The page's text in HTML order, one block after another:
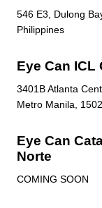
546 E3, Dulong
Philippines
Eye Can ICL
3401B Atlanta
Metro Manila,
Eye Can
Norte
COMING SOON